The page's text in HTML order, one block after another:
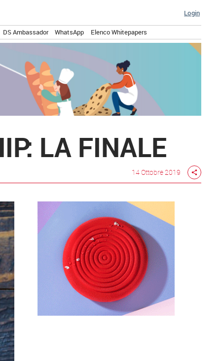
Login
DS Ambassador WhatsApp Elenco Whitepapers
LA FINALE
14 Ottobre 2019 share